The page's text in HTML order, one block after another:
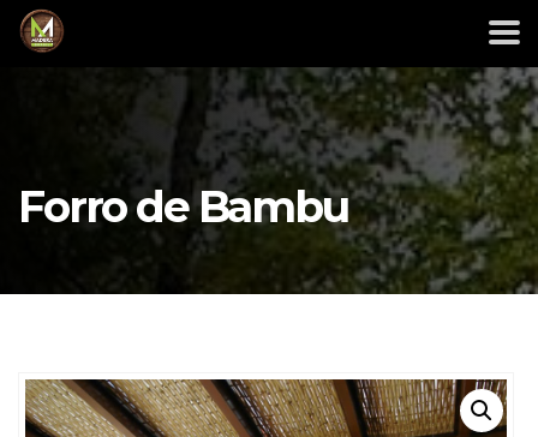
Forro de Bambu